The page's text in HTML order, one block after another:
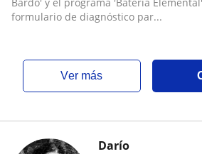
principiantes (1-2 años)
formulario de diagnóstico par...
ver más
Darío